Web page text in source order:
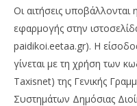
Οι αιτήσεις υποβάλλονται
εφαρμογής στην
paidikoi.eetaa.gr). Η
γίνεται με τη χρήση των
Taxisnet) της Γενικής
Συστημάτων Δημόσιας